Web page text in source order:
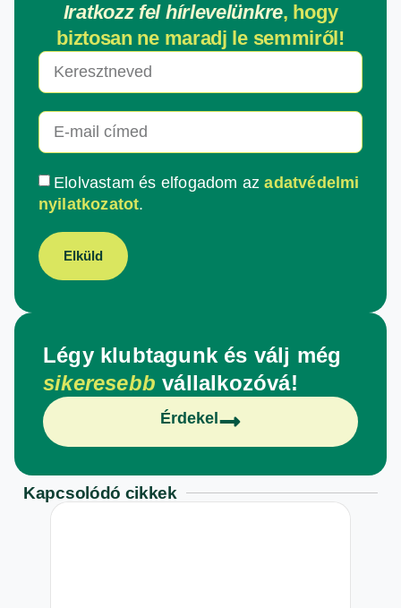
Iratkozz fel hírlevelünkre, hogy
biztosan ne maradj le semmiről!
Elolvastam és elfogadom azadatvédelmi
nyilatkozatot.
Elküld
Légy klubtagunk és válj még
sikeresebb vállalkozóvá!
Érdekel
Kapcsolódó cikkek